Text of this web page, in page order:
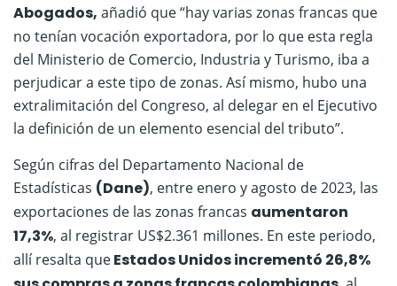
Abogados, añadió que “hay varias zonas francas que
no tenían vocación exportadora, por lo que esta regla
del Ministerio de Comercio, Industria y Turismo, iba a
perjudicar a este tipo de zonas. Así mismo, hubo una
extralimitación del Congreso, al delegar en el Ejecutivo
la definición de un elemento esencial del tributo”.
Según cifras del Departamento Nacional de
Estadísticas (Dane), entre enero y agosto de 2023, las
exportaciones de las zonas francas aumentaron
17,3%, al registrar US$2.361 millones. En este periodo,
allí resalta queEstados Unidos incrementó 26,8%